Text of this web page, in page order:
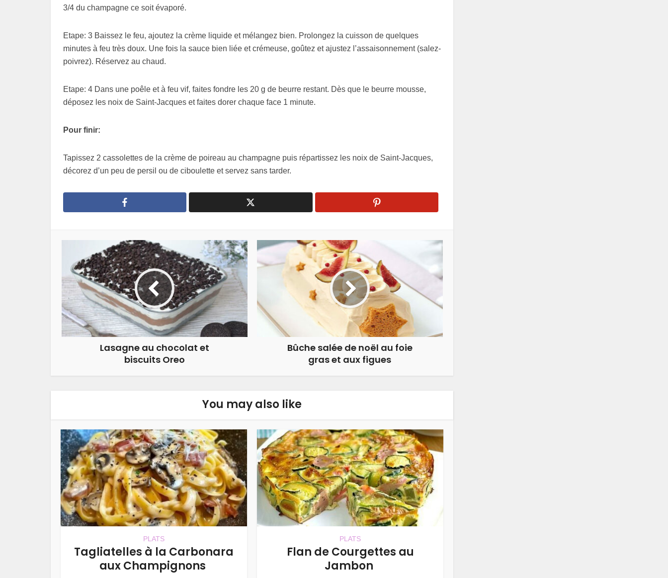
3/4 du champagne ce soit évaporé.
Etape: 3 Baissez le feu, ajoutez la crème liquide et mélangez bien. Prolongez la cuisson de quelques
minutes à feu très doux. Une fois la sauce bien liée et crémeuse, goûtez et ajustez l’assaisonnement (salez-
poivrez). Réservez au chaud.
Etape: 4 Dans une poêle et à feu vif, faites fondre les 20 g de beurre restant. Dès que le beurre mousse,
déposez les noix de Saint-Jacques et faites dorer chaque face 1 minute.
Pour finir:
Tapissez 2 cassolettes de la crème de poireau au champagne puis répartissez les noix de Saint-Jacques,
décorez d’un peu de persil ou de ciboulette et servez sans tarder.
Lasagne au chocolat et
biscuits Oreo
Bûche salée de noël au foie
gras et aux figues
You may also like
PLATS
Tagliatelles à la Carbonara
aux Champignons
PLATS
Flan de Courgettes au
Jambon